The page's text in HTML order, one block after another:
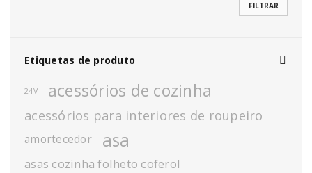
FILTRAR
Etiquetas de produto
24V acessórios de cozinha
acessórios para interiores de roupeiro
amortecedor asa
asas cozinha folheto coferol